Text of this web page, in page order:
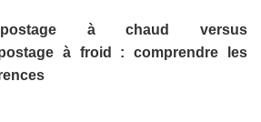
à chaud versus
à froid : comprendre les